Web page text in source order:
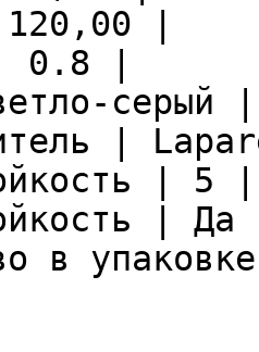
|
0.8 |
серый |
|
| 5 |
|
в